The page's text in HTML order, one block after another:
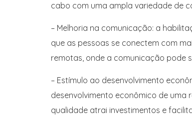
cabo com uma ampla variedade de
– Melhoria na comunicação: a
que as pessoas se conectem com
remotas, onde a comunicação pode
– Estímulo ao desenvolvimento
desenvolvimento econômico de uma
qualidade atrai investimentos e